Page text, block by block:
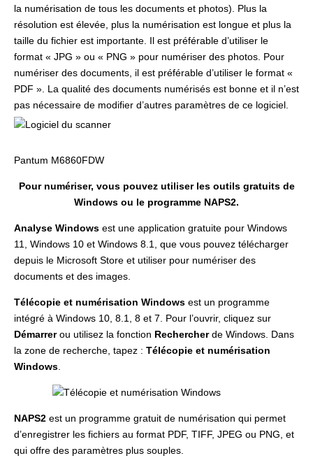
la numérisation de tous les documents et photos). Plus la
résolution est élevée, plus la numérisation est longue et plus la
taille du fichier est importante. Il est préférable d’utiliser le
format « JPG » ou « PNG » pour numériser des photos. Pour
numériser des documents, il est préférable d’utiliser le format «
PDF ». La qualité des documents numérisés est bonne et il n’est
pas nécessaire de modifier d’autres paramètres de ce logiciel.
Pantum M6860FDW
Pour numériser, vous pouvez utiliser les outils gratuits de
Windows ou le programme NAPS2.
Analyse Windows est une application gratuite pour Windows
11, Windows 10 et Windows 8.1, que vous pouvez télécharger
depuis le Microsoft Store et utiliser pour numériser des
documents et des images.
Télécopie et numérisation Windows est un programme
intégré à Windows 10, 8.1, 8 et 7. Pour l’ouvrir, cliquez sur
Démarrerou utilisez la fonction Rechercherde Windows. Dans
la zone de recherche, tapez : Télécopie et numérisation
Windows
NAPS2 est un programme gratuit de numérisation qui permet
d’enregistrer les fichiers au format PDF, TIFF, JPEG ou PNG, et
qui offre des paramètres plus souples.